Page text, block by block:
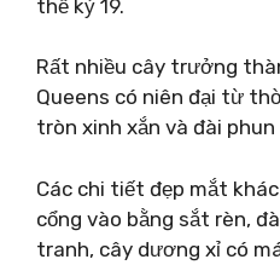
thế kỷ 19.
Rất nhiều cây trưởng
Queens có niên đại từ
tròn xinh xắn và đài
Các chi tiết đẹp mắt
cổng vào bằng sắt rèn,
tranh, cây dương xỉ có